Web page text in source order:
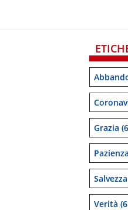
Grazia
Pazienza
Salvezza
Verità